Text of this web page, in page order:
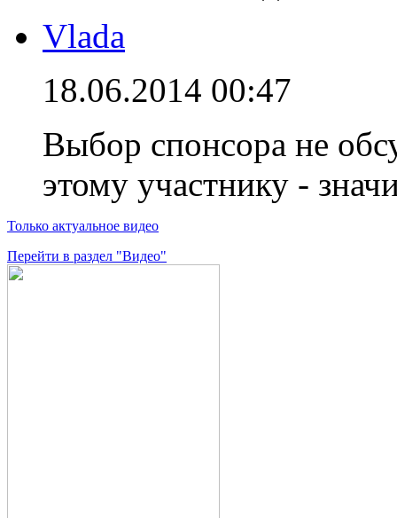
Vlada
18.06.2014 00:47
Выбор спонсора не
этому участнику -
Только актуальное видео
Перейти в раздел "Видео"